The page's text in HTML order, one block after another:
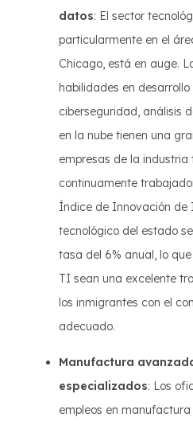
datos: El sector
particularmente en el
Chicago, está en auge.
habilidades en
ciberseguridad, análisis
en la nube tienen una
empresas de la
continuamente
Índice de Innovación de
tecnológico del estado
tasa del 6% anual, lo
TI sean una excelente
los inmigrantes con el
adecuado.
Manufactura
especializados: Los
empleos en